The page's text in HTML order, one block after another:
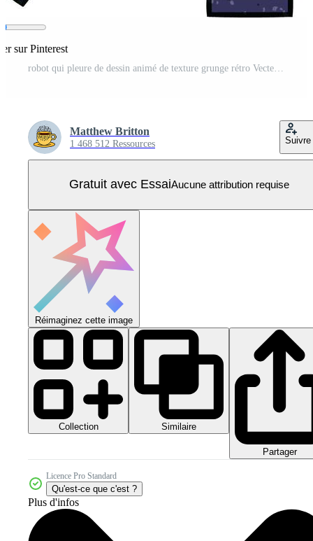
sur Pinterest
Matthew Britton
1 468 512 Ressources Suivre
Gratuit avec EssaiAucune attribution requise
Réimaginez cette image
Collection Similaire
Partager
Licence Pro Standard
Qu'est-ce que c'est ?
Plus d'infos